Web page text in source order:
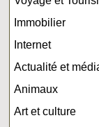
Immobilier
Internet
Actualité et
Animaux
Art et culture